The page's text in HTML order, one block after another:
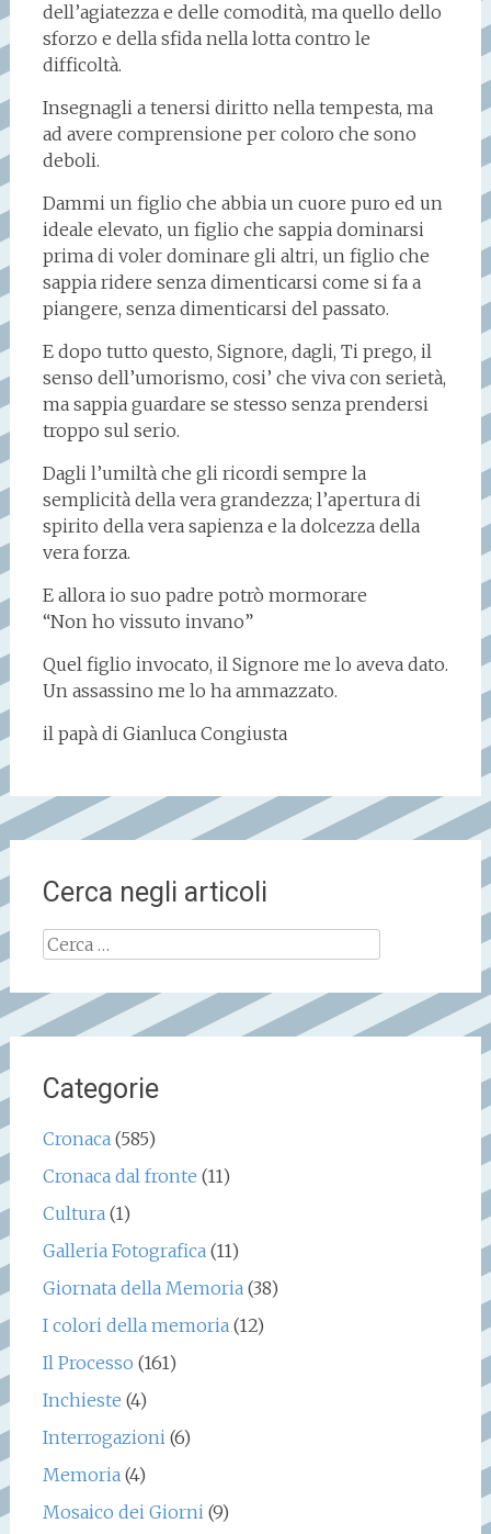
dell’agiatezza e delle comodità, ma quello dello
sforzo e della sfida nella lotta contro le
difficoltà.
Insegnagli a tenersi diritto nella tempesta, ma
ad avere comprensione per coloro che sono
deboli.
Dammi un figlio che abbia un cuore puro ed un
ideale elevato, un figlio che sappia dominarsi
prima di voler dominare gli altri, un figlio che
sappia ridere senza dimenticarsi come si fa a
piangere, senza dimenticarsi del passato.
E dopo tutto questo, Signore, dagli, Ti prego, il
senso dell’umorismo, cosi’ che viva con serietà,
ma sappia guardare se stesso senza prendersi
troppo sul serio.
Dagli l’umiltà che gli ricordi sempre la
semplicità della vera grandezza; l’apertura di
spirito della vera sapienza e la dolcezza della
vera forza.
E allora io suo padre potrò mormorare
“Non ho vissuto invano”
Quel figlio invocato, il Signore me lo aveva dato.
Un assassino me lo ha ammazzato.
il papà di Gianluca Congiusta
Cerca negli articoli
Ricerca
Categorie
Cronaca(585)
Cronaca dal fronte (11)
Cultura(1)
Galleria Fotografica(11)
Giornata della Memoria(38)
I colori della memoria(12)
Il Processo (161)
Inchieste (4)
Interrogazioni(6)
Memoria(4)
Mosaico dei Giorni(9)